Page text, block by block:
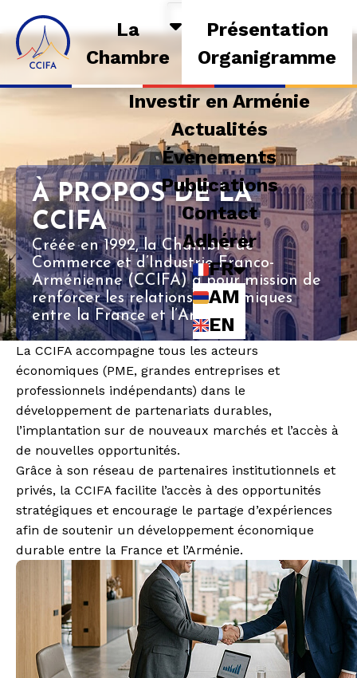
La
Chambre
Présentation
Organigramme
Investir en Arménie
Actualités
Évènements
Publications
Contact
Adhérer
FR
AM
EN
À PROPOS DE LA
CCIFA
Créée en 1992, la Chambre de
Commerce et d’Industrie Franco-
Arménienne (CCIFA) a pour mission de
renforcer les relations économiques
entre la France et l’Arménie.
La CCIFA accompagne tous les acteurs
économiques (PME, grandes entreprises et
professionnels indépendants) dans le
développement de partenariats durables,
l’implantation sur de nouveaux marchés et l’accès à
de nouvelles opportunités.
Grâce à son réseau de partenaires institutionnels et
privés, la CCIFA facilite l’accès à des opportunités
stratégiques et encourage le partage d’expériences
afin de soutenir un développement économique
durable entre la France et l’Arménie.